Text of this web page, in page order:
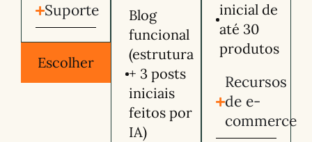
Suporte
Escolher
Blog
funcional
(estrutura
+ 3 posts
iniciais
feitos por
IA)
inicial de
até 30
produtos
Recursos
de e-
commerce